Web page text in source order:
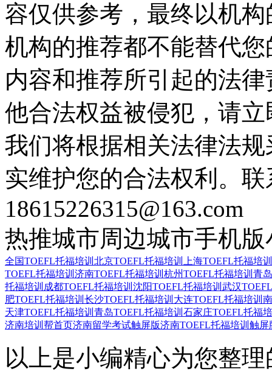
容仅供参考，最终以机
机构的推荐都不能替代
内容和推荐所引起的法
他合法权益被侵犯，请
我们将根据相关法律法
实维护您的合法权利。
18615226315@163.com
热推城市周边城市手机版
全国TOEFL托福培训 北京TOEFL托福培训
上海TOEFL托福培训
TOEFL托福培训 济南TOEFL托福培训 杭州TOEFL托福培训 青
托福培训 成都TOEFL托福培训 沈阳TOEFL托福培训 武汉
肥TOEFL托福培训 长沙TOEFL托福培训 大连TOEFL托福培训
天津TOEFL托福培训 青岛TOEFL托福培训 石家庄TOEFL托福
济南培训帮首页济南留学考试触屏版济南TOEFL托福培训触屏
以上是小编精心为您整